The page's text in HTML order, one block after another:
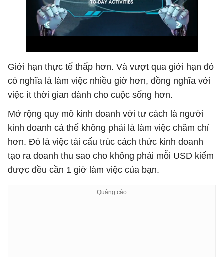
Giới hạn thực tế thấp hơn. Và vượt qua giới hạn đó
có nghĩa là làm việc nhiều giờ hơn, đồng nghĩa với
việc ít thời gian dành cho cuộc sống hơn.
Mở rộng quy mô kinh doanh với tư cách là người
kinh doanh cá thể không phải là làm việc chăm chỉ
hơn. Đó là việc tái cấu trúc cách thức kinh doanh
tạo ra doanh thu sao cho không phải mỗi USD kiếm
được đều cần 1 giờ làm việc của bạn.